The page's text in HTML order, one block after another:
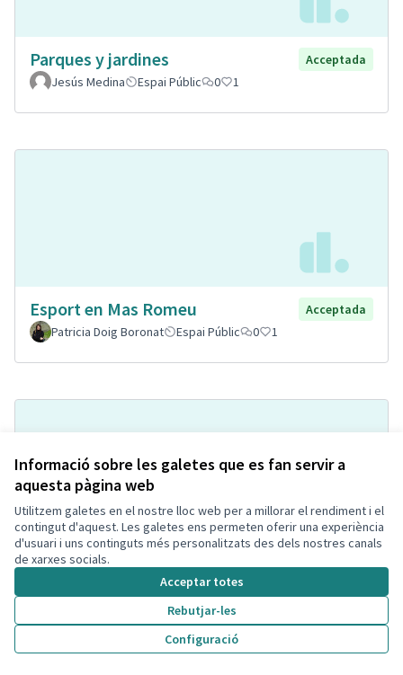
Informació sobre les galetes que es fan servir a
aquesta pàgina web
Utilitzem galetes en el nostre lloc web per a millorar el rendiment i el
contingut d'aquest. Les galetes ens permeten oferir una experiència
d'usuari i uns continguts més personalitzats des dels nostres canals
de xarxes socials.
Acceptar totes
Rebutjar-les
Configuració
Parques y jardines
Acceptada
Jesús Medina
Espai Públic 0 1
Esport en Mas Romeu
Acceptada
Patricia Doig Boronat
Espai Públic 0 1
Implantación de puntos
Espai Públic